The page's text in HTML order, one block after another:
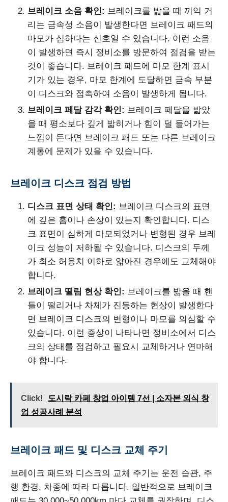
브레이크 소음 확인: 브레이크를 밟을 때 끼익 거
리는 금속성 소음이 발생한다면 브레이크 패드의
마모가 심하다는 신호일 수 있습니다. 이런 소음
이 발생하면 즉시 정비소를 방문하여 점검을 받는
것이 좋습니다. 브레이크 패드에 마모 한계 표시
기가 있는 경우, 마모 한계에 도달하면 금속 부분
이 디스크와 접촉하여 소음이 발생하게 됩니다.
브레이크 페달 감각 확인: 브레이크 페달을 밟았
을 때 평소보다 깊게 밟히거나 힘이 덜 들어가는
느낌이 든다면 브레이크 패드 또는 다른 브레이크
계통에 문제가 있을 수 있습니다.
브레이크 디스크 점검 방법
디스크 표면 상태 확인: 브레이크 디스크의 표면
에 깊은 홈이나 손상이 있는지 확인합니다. 디스
크 표면이 심하게 마모되었거나 변형된 경우 브레
이크 성능이 저하될 수 있습니다. 디스크의 두께
가 최소 허용치 이하로 얇아진 경우에도 교체해야
합니다.
브레이크 떨림 현상 확인: 브레이크를 밟을 때 핸
들이 떨리거나 차체가 진동하는 현상이 발생한다
면 브레이크 디스크의 변형이나 마모를 의심할 수
있습니다. 이런 증상이 나타나면 정비소에서 디스
크의 상태를 점검하고 필요시 교체하거나 연마해
야 합니다.
Click!
도시락 카페 창업 아이템 7선 | 소자본 외식 창
업 성공사례 분석
브레이크 패드 및 디스크 교체 주기
브레이크 패드와 디스크의 교체 주기는 운전 습관, 주
행 환경, 차종에 따라 다릅니다. 일반적으로 브레이크